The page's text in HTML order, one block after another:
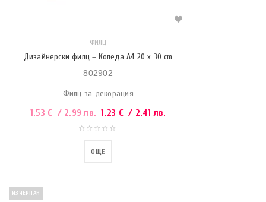
ФИЛЦ
Дизайнерски филц – Коледа A4 20 x 30 cm
802902
Филц за декорация
1.53€ / 2.99 лв. 1.23 € / 2.41 лв.
ОЩЕ
ИЗЧЕРПАН